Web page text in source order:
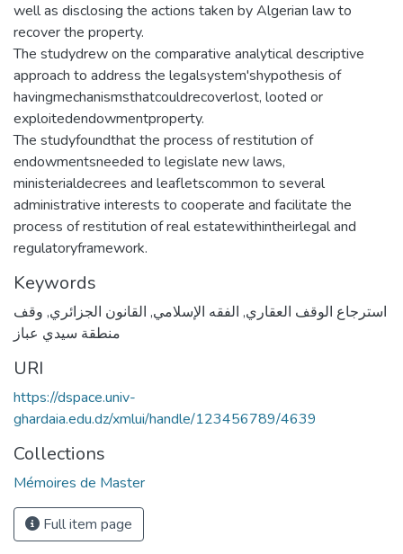
well as disclosing the actions taken by Algerian law to
recover the property.
The studydrew on the comparative analytical descriptive
approach to address the legalsystem'shypothesis of
havingmechanismsthatcouldrecoverlost, looted or
exploitedendowmentproperty.
The studyfoundthat the process of restitution of
endowmentsneeded to legislate new laws,
ministerialdecrees and leafletscommon to several
administrative interests to cooperate and facilitate the
process of restitution of real estatewithintheirlegal and
regulatoryframework.
Keywords
استرجاع الوقف العقاري, الفقه الإسلامي, القانون الجزائري, وقف
منطقة سيدي عباز
URI
https://dspace.univ-
ghardaia.edu.dz/xmlui/handle/123456789/4639
Collections
Mémoires de Master
Full item page